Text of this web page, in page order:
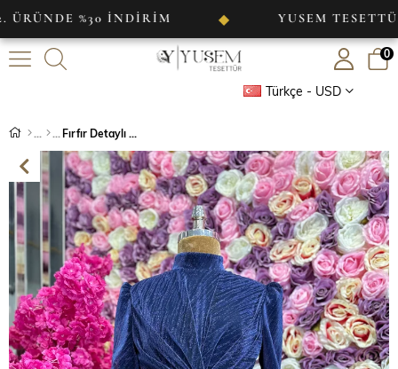
%30 İNDİRİM ◆ YUSEM TESETTÜR
Türkçe - USD
0
Fırfır Detaylı Abiye Lacivert